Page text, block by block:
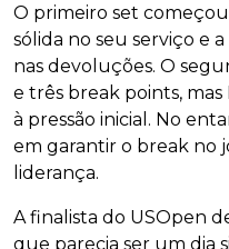
O primeiro set
sólida no seu serviço e
nas devoluções. O
e três break points,
à pressão inicial. No
em garantir o break no
liderança.
A finalista do USOpen
que parecia ser um dia